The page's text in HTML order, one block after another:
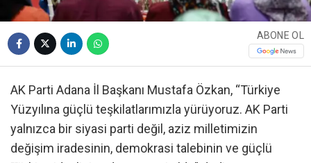
ABONE OL
AK Parti Adana İl Başkanı Mustafa Özkan, “Türkiye
Yüzyılına güçlü teşkilatlarımızla yürüyoruz. AK Parti
yalnızca bir siyasi parti değil, aziz milletimizin
değişim iradesinin, demokrasi talebinin ve güçlü